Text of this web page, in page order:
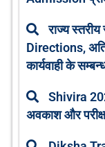
राज्य
Directions,
कार्यवाही के
Shivira
अवकाश और